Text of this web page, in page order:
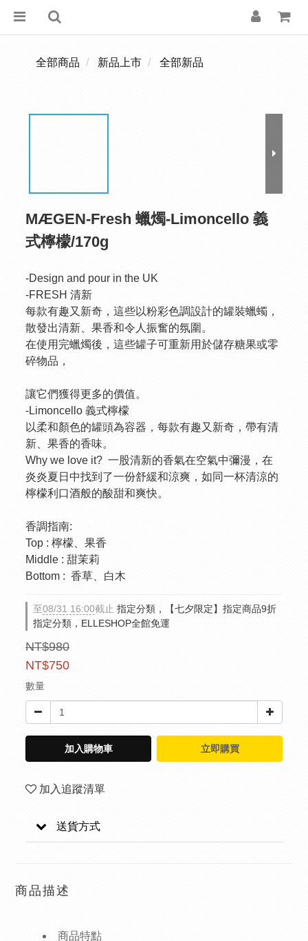
全部商品 新品上市 全部新品
MÆGEN-Fresh 蠟燭-Limoncello 義
式檸檬/170g
-Design and pour in the UK
-FRESH 清新
每款有趣又新奇，這些以粉彩色調設計的罐裝蠟蠋，
散發出清新、果香和令人振奮的氛圍。
在使用完蠟燭後，這些罐子可重新用於儲存糖果或零
碎物品，
讓它們獲得更多的價值。
-Limoncello 義式檸檬
以柔和顏色的罐頭為容器，每款有趣又新奇，帶有清
新、果香的香味。
Why we love it?  一股清新的香氣在空氣中彌漫，在
炎炎夏日中找到了一份舒緩和涼爽，如同一杯清涼的
檸檬利口酒般的酸甜和爽快。
香調指南:
Top : 檸檬、果香
Middle : 甜茉莉
Bottom :  香草、白木
至08/31 16:00截止 指定分類，【七夕限定】指定商品9折
指定分類，ELLESHOP全館免運
NT$980
NT$750
數量
加入購物車 立即購買
加入追蹤清單
送貨方式
商品描述
商品特點